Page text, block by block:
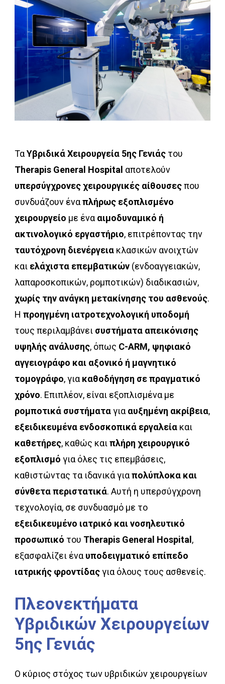
ΤαΥβριδικά Χειρουργεία 5ης Γενιάςτου
Therapis General Hospital αποτελούν
υπερσύγχρονες χειρουργικές αίθουσεςπου
συνδυάζουν έναπλήρως εξοπλισμένο
χειρουργείο με ένα αιμοδυναμικό ή
ακτινολογικό εργαστήριο, επιτρέποντας την
ταυτόχρονη διενέργειακλασικών ανοιχτών
και ελάχιστα επεμβατικών(ενδοαγγειακών,
λαπαροσκοπικών, ρομποτικών) διαδικασιών,
χωρίς την ανάγκη μετακίνησης του ασθενούς.
Η προηγμένη ιατροτεχνολογική υποδομή
τους περιλαμβάνει συστήματα απεικόνισης
υψηλής ανάλυσης, όπως C-ARM, ψηφιακό
αγγειογράφο και αξονικό ή μαγνητικό
τομογράφο, για καθοδήγηση σε πραγματικό
χρόνο. Επιπλέον, είναι εξοπλισμένα με
ρομποτικά συστήματαγια αυξημένη ακρίβεια,
εξειδικευμένα ενδοσκοπικά εργαλείακαι
καθετήρες, καθώς καιπλήρη χειρουργικό
εξοπλισμό για όλες τις επεμβάσεις,
καθιστώντας τα ιδανικά γιαπολύπλοκα και
σύνθετα περιστατικά. Αυτή η υπερσύγχρονη
τεχνολογία, σε συνδυασμό με το
εξειδικευμένο ιατρικό και νοσηλευτικό
προσωπικό του Therapis General Hospital ,
εξασφαλίζει ένα υποδειγματικό επίπεδο
ιατρικής φροντίδαςγια όλους τους ασθενείς.
Πλεονεκτήματα
Υβριδικών Χειρουργείων
5ης Γενιάς
Ο κύριος στόχος των υβριδικών χειρουργείων